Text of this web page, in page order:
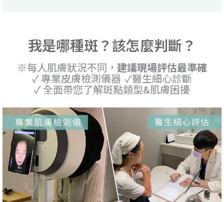
我是哪種斑？該怎麼判斷？
※每人肌膚狀況不同， 建議現場評估最準確
✓ 專業皮膚檢測儀器 ✓醫生細心診斷
✓ 全面帶您了解斑點類型&肌膚困擾